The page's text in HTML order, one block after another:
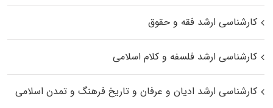
کارشناسی ارشد فقه و حقوق
کارشناسی ارشد فلسفه و کلام اسلامی
کارشناسی ارشد ادیان و عرفان و تاریخ فرهنگ و تمدن اسلامی